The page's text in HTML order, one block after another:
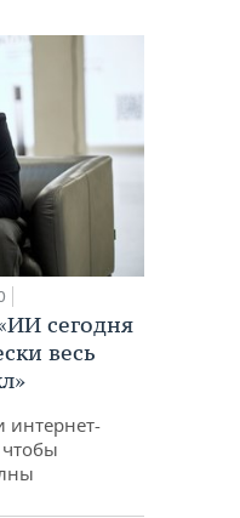
сегодня
весь
интернет-
чтобы